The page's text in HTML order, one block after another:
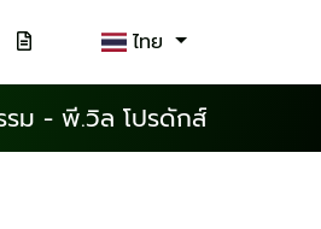
ไทย
รม - พี.วิล โปรดักส์